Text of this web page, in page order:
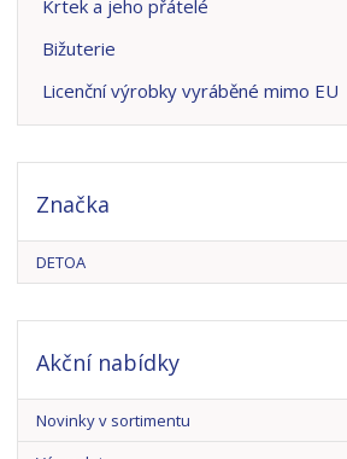
Krtek a jeho přátelé
Bižuterie
Licenční výrobky vyráběné mimo EU
Značka
DETOA
Akční nabídky
Novinky v sortimentu